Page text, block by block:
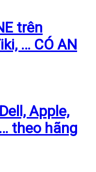
trên
… CÓ AN
Apple,
theo hãng